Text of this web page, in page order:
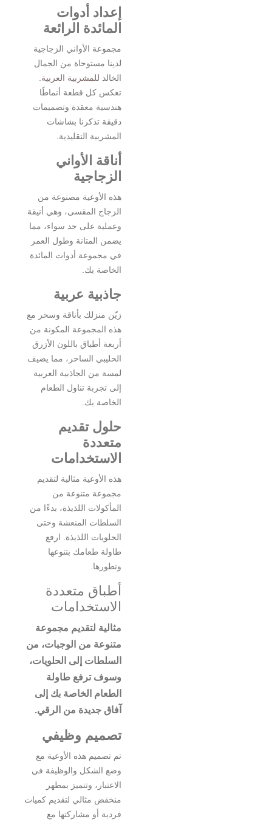
إعداد أدوات
المائدة الرائعة
مجموعة الأواني الزجاجية
لدينا مستوحاة من الجمال
الخالد للمشربية العربية
تعكس كل قطعة أنماطًا
هندسية معقدة وتصميمات
دقيقة تذكرنا بشاشات
المشربية التقليدية.
أناقة الأواني
الزجاجية
هذه الأوعية مصنوعة من
الزجاج المقسى، وهي أنيقة
وعملية على حد سواء، مما
يضمن المتانة وطول العمر
في مجموعة أدوات المائدة
الخاصة بك.
جاذبية عربية
زيّن منزلك بأناقة وسحر مع
هذه المجموعة المكونة من
أربعة أطباق باللون الأزرق
الحليبي الساحر، مما يضيف
لمسة من الجاذبية العربية
إلى تجربة تناول الطعام
الخاصة بك.
حلول تقديم
متعددة
الاستخدامات
هذه الأوعية مثالية لتقديم
مجموعة متنوعة من
المأكولات اللذيذة، بدءًا من
السلطات المنعشة وحتى
الحلويات اللذيذة. ارفع
طاولة طعامك بتنوعها
وتطورها.
أطباق متعددة
الاستخدامات
مثالية لتقديم مجموعة
متنوعة من الوجبات، من
السلطات إلى الحلويات،
وسوف ترفع طاولة
الطعام الخاصة بك إلى
آفاق جديدة من الرقي.
تصميم وظيفي
تم تصميم هذه الأوعية مع
وضع الشكل والوظيفة في
الاعتبار، وتتميز بمظهر
منخفض مثالي لتقديم كميات
فردية أو مشاركتها مع